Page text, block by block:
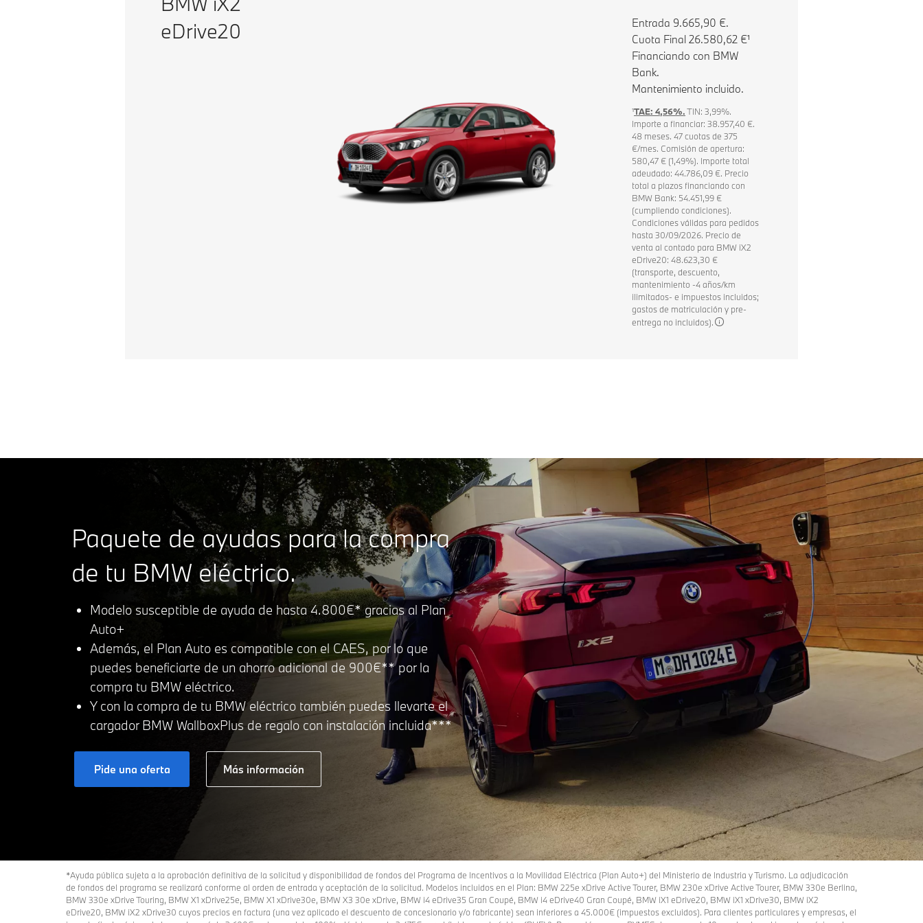
eDrive20
Entrada 9.665,90 €.
Cuota Final 26.580,62 €¹
Financiando con BMW
Bank.
Mantenimiento incluido.
¹TAE: 4,56%.TIN: 3,99%.
Importe a financiar: 38.957,40 €.
48 meses. 47 cuotas de 375
€/mes. Comisión de apertura:
580,47 € (1,49%). Importe total
adeudado: 44.786,09 €. Precio
total a plazos financiando con
BMW Bank: 54.451,99 €
(cumpliendo condiciones).
Condiciones válidas para pedidos
hasta 30/09/2026. Precio de
venta al contado para BMW iX2
eDrive20: 48.623,30 €
(transporte, descuento,
mantenimiento -4 años/km
ilimitados- e impuestos incluidos;
gastos de matriculación y pre-
entrega no incluidos).
Paquete de ayudas para la compra
de tu BMW eléctrico.
Modelo susceptible de ayuda de hasta 4.800€* gracias al Plan
Auto+
Además, el Plan Auto es compatible con el CAES, por lo que
puedes beneficiarte de un ahorro adicional de 900€** por la
compra tu BMW eléctrico.
Y con la compra de tu BMW eléctrico también puedes llevarte el
cargador BMW WallboxPlus de regalo con instalación incluida***
Pide una oferta Más información
*Ayuda pública sujeta a la aprobación definitiva de la solicitud y disponibilidad de fondos del Programa de Incentivos a la Movilidad Eléctrica (Plan Auto+) del Ministerio de Industria y Turismo. La adjudicación
de fondos del programa se realizará conforme al orden de entrada y aceptación de la solicitud. Modelos incluidos en el Plan: BMW 225e xDrive Active Tourer, BMW 230e xDrive Active Tourer, BMW 330e Berlina,
BMW 330e xDrive Touring, BMW X1 xDrive25e, BMW X1 xDrive30e, BMW X3 30e xDrive, BMW i4 eDrive35 Gran Coupé, BMW i4 eDrive40 Gran Coupé, BMW iX1 eDrive20, BMW iX1 xDrive30, BMW iX2
eDrive20, BMW iX2 xDrive30 cuyos precios en factura (una vez aplicado el descuento de concesionario y/o fabricante) sean inferiores a 45.000€ (impuestos excluidos). Para clientes particulares y empresas, el